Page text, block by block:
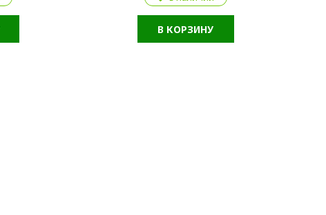
В КОРЗИНУ